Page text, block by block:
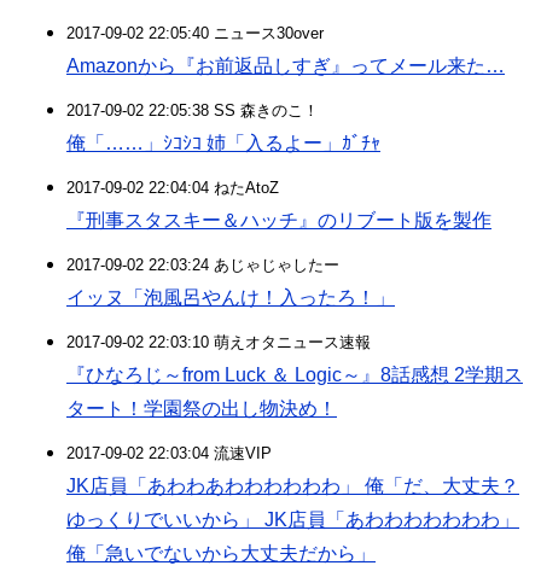
2017-09-02 22:05:40 ニュース30over
Amazonから『お前返品しすぎ』ってメール来た…
2017-09-02 22:05:38 SS 森きのこ！
俺「……」ｼｺｼｺ 姉「入るよー」ｶﾞﾁｬ
2017-09-02 22:04:04 ねたAtoZ
『刑事スタスキー＆ハッチ』のリブート版を製作
2017-09-02 22:03:24 あじゃじゃしたー
イッヌ「泡風呂やんけ！入ったろ！」
2017-09-02 22:03:10 萌えオタニュース速報
『ひなろじ～from Luck ＆ Logic～』8話感想 2学期ス
タート！学園祭の出し物決め！
2017-09-02 22:03:04 流速VIP
JK店員「あわわあわわわわわわ」 俺「だ、大丈夫？
ゆっくりでいいから」 JK店員「あわわわわわわわ」
俺「急いでないから大丈夫だから」